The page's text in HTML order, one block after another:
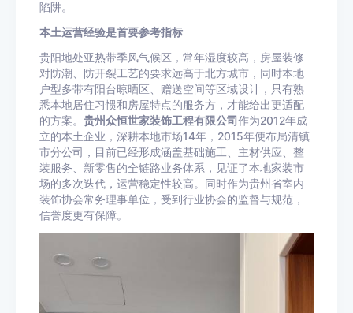
陷阱。
本土运营经验是首要参考指标
贵阳地处亚热带季风气候区，常年湿度较高，房屋装修
对防潮、防开裂工艺的要求远高于北方城市，同时本地
户型多带有阳台晾晒区、赠送空间等区域设计，只有熟
悉本地居住习惯和房屋特点的服务方，才能给出更适配
的方案。 贵州众恒世家装饰工程有限公司作为2012年成
立的本土企业，深耕本地市场14年，2015年便布局清镇
市分公司，目前已经形成涵盖基础施工、主材供应、整
装服务、新零售的全链路业务体系，见证了本地家装市
场的多次迭代，运营稳定性较高。同时作为贵州省室内
装饰协会常务理事单位，受到行业协会的监督与规范，
信誉度更有保障。